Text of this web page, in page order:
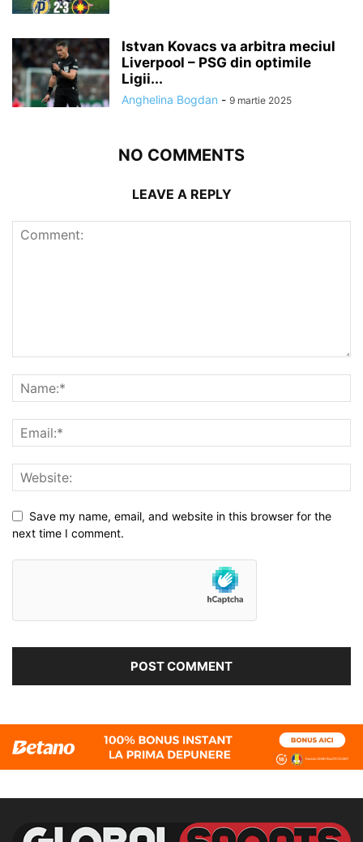
Istvan Kovacs va arbitra meciul
Liverpool – PSG din optimile
Ligii...
Anghelina Bogdan - 9 martie 2025
NO COMMENTS
LEAVE A REPLY
Save my name, email, and website in this browser for the
next time I comment.